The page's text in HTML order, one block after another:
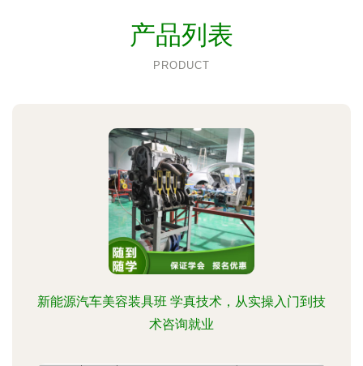
产品列表
PRODUCT
新能源汽车美容装具班 学真技术，从实操入门到技
术咨询就业